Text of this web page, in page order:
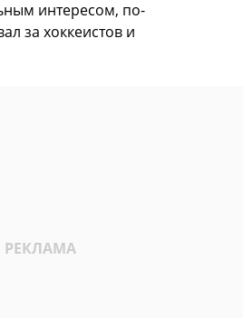
интересом, по-
за хоккеистов и